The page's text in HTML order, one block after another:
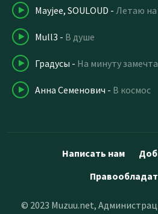
Mayjee, SOULOUD - Летаю на
Mull3 - В душе
Градусы - На минуту замечтаюсь не
Анна Семенович - В космос
Написать нам
© 2023 Muzuu.net,